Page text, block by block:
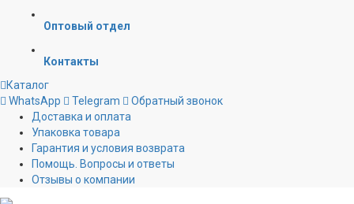
Оптовый отдел
Контакты
Каталог
WhatsApp
Telegram
Обратный звонок
Доставка и оплата
Упаковка товара
Гарантия и условия возврата
Помощь. Вопросы и ответы
Отзывы о компании